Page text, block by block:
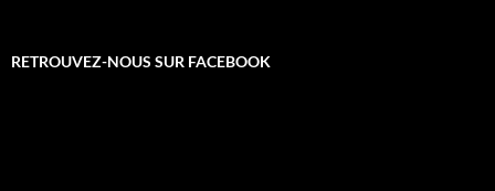
RETROUVEZ-NOUS SUR FACEBOOK